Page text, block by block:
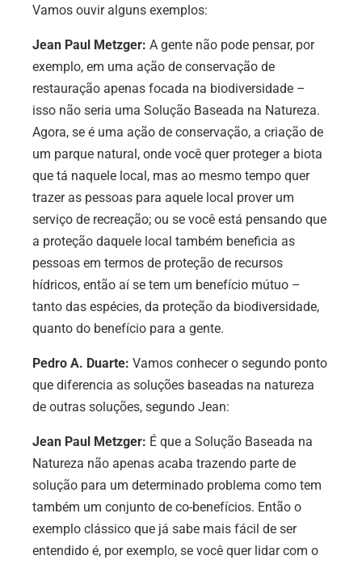
Vamos ouvir alguns exemplos:
Jean Paul Metzger: A gente não pode pensar, por
exemplo, em uma ação de conservação de
restauração apenas focada na biodiversidade –
isso não seria uma Solução Baseada na Natureza.
Agora, se é uma ação de conservação, a criação de
um parque natural, onde você quer proteger a biota
que tá naquele local, mas ao mesmo tempo quer
trazer as pessoas para aquele local prover um
serviço de recreação; ou se você está pensando que
a proteção daquele local também beneficia as
pessoas em termos de proteção de recursos
hídricos, então aí se tem um benefício mútuo –
tanto das espécies, da proteção da biodiversidade,
quanto do benefício para a gente.
Pedro A. Duarte: Vamos conhecer o segundo ponto
que diferencia as soluções baseadas na natureza
de outras soluções, segundo Jean:
Jean Paul Metzger: É que a Solução Baseada na
Natureza não apenas acaba trazendo parte de
solução para um determinado problema como tem
também um conjunto de co-benefícios. Então o
exemplo clássico que já sabe mais fácil de ser
entendido é, por exemplo, se você quer lidar com o